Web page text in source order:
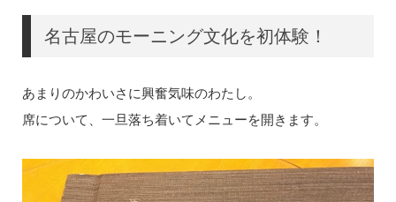
名古屋のモーニング文化を初体験！
あまりのかわいさに興奮気味のわたし。
席について、一旦落ち着いてメニューを開きます。